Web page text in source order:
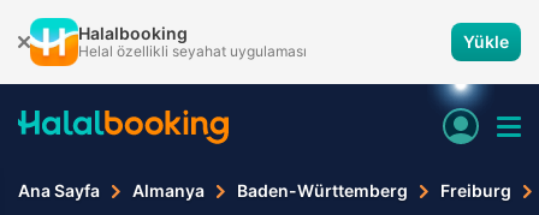
Halalbooking
Helal özellikli seyahat uygulaması Yükle
Ana Sayfa Almanya Baden-Württemberg Freiburg